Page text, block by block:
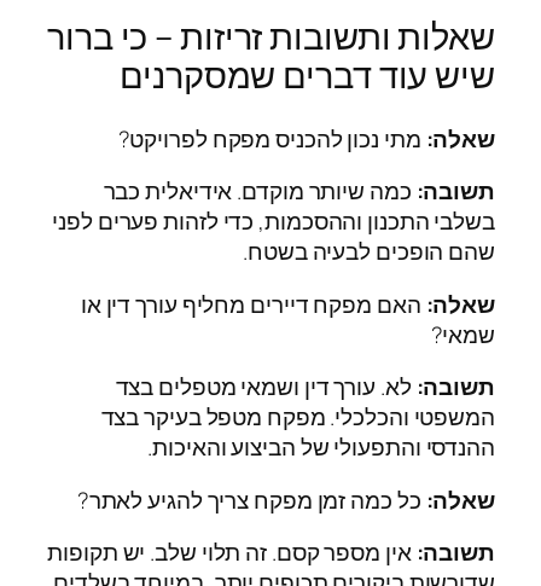
שאלות ותשובות זריזות – כי ברור
שיש עוד דברים שמסקרנים
שאלה: מתי נכון להכניס מפקח לפרויקט?
תשובה: כמה שיותר מוקדם. אידיאלית כבר
בשלבי התכנון וההסכמות, כדי לזהות פערים לפני
שהם הופכים לבעיה בשטח.
שאלה: האם מפקח דיירים מחליף עורך דין או
שמאי?
תשובה: לא. עורך דין ושמאי מטפלים בצד
המשפטי והכלכלי. מפקח מטפל בעיקר בצד
ההנדסי והתפעולי של הביצוע והאיכות.
שאלה: כל כמה זמן מפקח צריך להגיע לאתר?
תשובה: אין מספר קסם. זה תלוי שלב. יש תקופות